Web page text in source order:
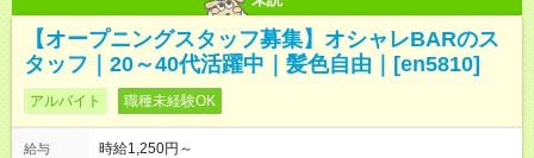
【オープニングスタッフ募集】オシャレBARのス
タッフ｜20～40代活躍中｜髪色自由｜[en5810]
アルバイト 職種未経験OK
給与
時給1,250円～